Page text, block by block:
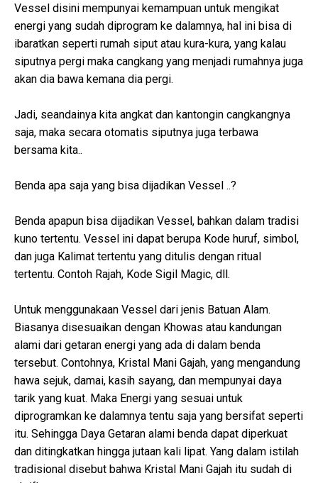
Vessel disini mempunyai kemampuan untuk mengikat
energi yang sudah diprogram ke dalamnya, hal ini bisa di
ibaratkan seperti rumah siput atau kura-kura, yang kalau
siputnya pergi maka cangkang yang menjadi rumahnya juga
akan dia bawa kemana dia pergi.
Jadi, seandainya kita angkat dan kantongin cangkangnya
saja, maka secara otomatis siputnya juga terbawa
bersama kita..
Benda apa saja yang bisa dijadikan Vessel ..?
Benda apapun bisa dijadikan Vessel, bahkan dalam tradisi
kuno tertentu. Vessel ini dapat berupa Kode huruf, simbol,
dan juga Kalimat tertentu yang ditulis dengan ritual
tertentu. Contoh Rajah, Kode Sigil Magic, dll.
Untuk menggunakaan Vessel dari jenis Batuan Alam.
Biasanya disesuaikan dengan Khowas atau kandungan
alami dari getaran energi yang ada di dalam benda
tersebut. Contohnya, Kristal Mani Gajah, yang mengandung
hawa sejuk, damai, kasih sayang, dan mempunyai daya
tarik yang kuat. Maka Energi yang sesuai untuk
diprogramkan ke dalamnya tentu saja yang bersifat seperti
itu. Sehingga Daya Getaran alami benda dapat diperkuat
dan ditingkatkan hingga jutaan kali lipat. Yang dalam istilah
tradisional disebut bahwa Kristal Mani Gajah itu sudah di